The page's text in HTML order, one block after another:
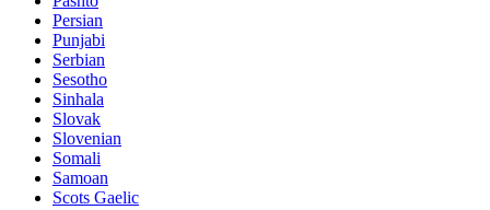
Persian
Punjabi
Serbian
Sesotho
Sinhala
Slovak
Slovenian
Somali
Samoan
Scots Gaelic